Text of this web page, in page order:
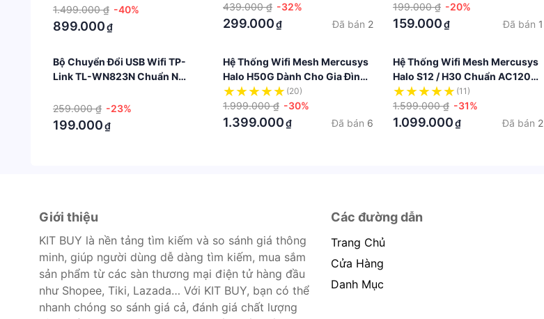
1.499.000 ₫ -40%
899.000₫
439.000 ₫ -32%
299.000₫ Đã bán 2
199.000 ₫ -20%
159.000₫ Đã bán 1
Bộ Chuyển Đổi USB Wifi TP-
Link TL-WN823N Chuẩn N
259.000 ₫ -23%
199.000₫
Hệ Thống Wifi Mesh Mercusys
Halo H50G Dành Cho Gia Đình
Chuẩn AC1900
(20)
1.999.000 ₫ -30%
1.399.000₫ Đã bán 6
Hệ Thống Wifi Mesh Mercusys
Halo S12 / H30 Chuẩn AC1200
Dành Cho Gia Đình
(11)
1.599.000 ₫ -31%
1.099.000₫ Đã bán 2
Giới thiệu
KIT BUY là nền tảng tìm kiếm và so sánh giá thông
minh, giúp người dùng dễ dàng tìm kiếm, mua sắm
sản phẩm từ các sàn thương mại điện tử hàng đầu
như Shopee, Tiki, Lazada… Với KIT BUY, bạn có thể
nhanh chóng so sánh giá cả, đánh giá chất lượng
Các đường dẫn
Trang Chủ
Cửa Hàng
Danh Mục